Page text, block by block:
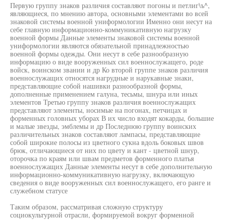
Первую группу знаков различия составляют погоны и петлиг\ъ^,
являющиеся, по мнению автора, основными элементами во всей
знаковой системы военной униформологии Именно они несут на
себе главную информационно-коммуникативную нагрузку
военной формы Данные элементы знаковой системы военной
униформологии являются обязательной принадлежностью
военной формы одежды. Они несут в себе разнообразную
информацию о виде вооруженных сил военнослужащего, роде
войск, воинском звании и др Ко второй группе знаков различия
военнослужащих относятся нагрудные и нарукавные знаки,
представляющие собой нашивки разнообразной формы,
дополненные применением галуна, тесьмы, шнура или иных
элементов Третью группу знаков различия военнослужащих
представляют элементы, носимые на погонах, петчицах и
форменных головных уборах В их число входят кокарды, большие
и малые звезды, эмблемы и др Последнюю группу воинских
различительных знаков составляют лампасы, представляющие
собой широкие полосы из цветного сукна вдоль боковых швов
брюк, отличающиеся от них по цвету и кант - цветной шнур,
оторочка по краям или швам предметов форменного платья
военнослужащих Данные элементы несут в себе дополнительную
информационно-коммуникативную нагрузку, включающую
сведения о виде вооруженных сил военнослужащего, его ранге и
служебном статусе
Таким образом, рассматривая сложную структуру
социокультурной отрасли, формируемой вокруг форменной